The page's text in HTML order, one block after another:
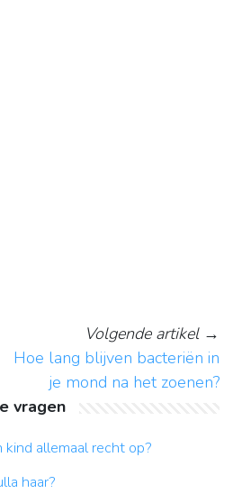
Volgende artikel→
Hoe lang blijven bacteriën in
je mond na het zoenen?
vragen
allemaal recht op?
haar?